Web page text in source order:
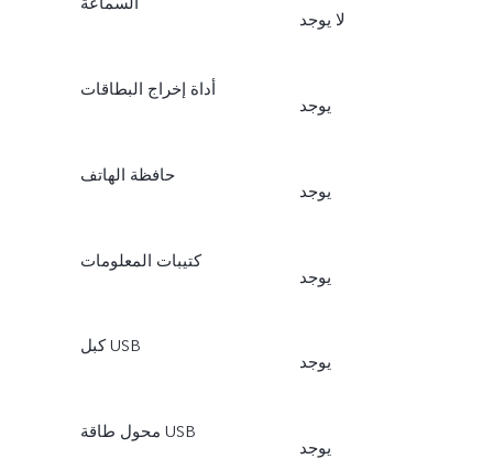
لا يوجد
أداة إخراج البطاقات
يوجد
حافظة الهاتف
يوجد
كتيبات المعلومات
يوجد
كبل USB
يوجد
محول طاقة USB
يوجد